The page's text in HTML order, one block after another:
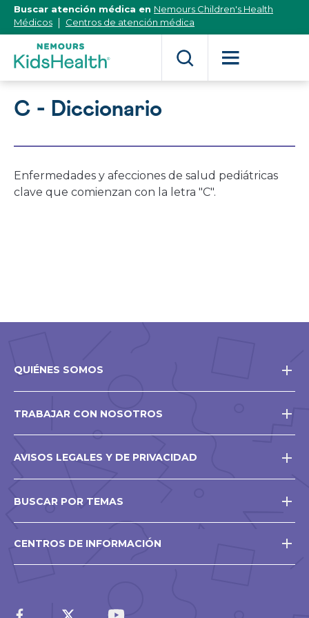
[Skip
Content]
Buscar atención médica en Nemours Children's Health
Médicos
Centros de atención médica
C - Diccionario
Enfermedades y afecciones de salud pediátricas
clave que comienzan con la letra "C".
QUIÉNES SOMOS
TRABAJAR CON NOSOTROS
AVISOS LEGALES Y DE PRIVACIDAD
BUSCAR POR TEMAS
CENTROS DE INFORMACIÓN